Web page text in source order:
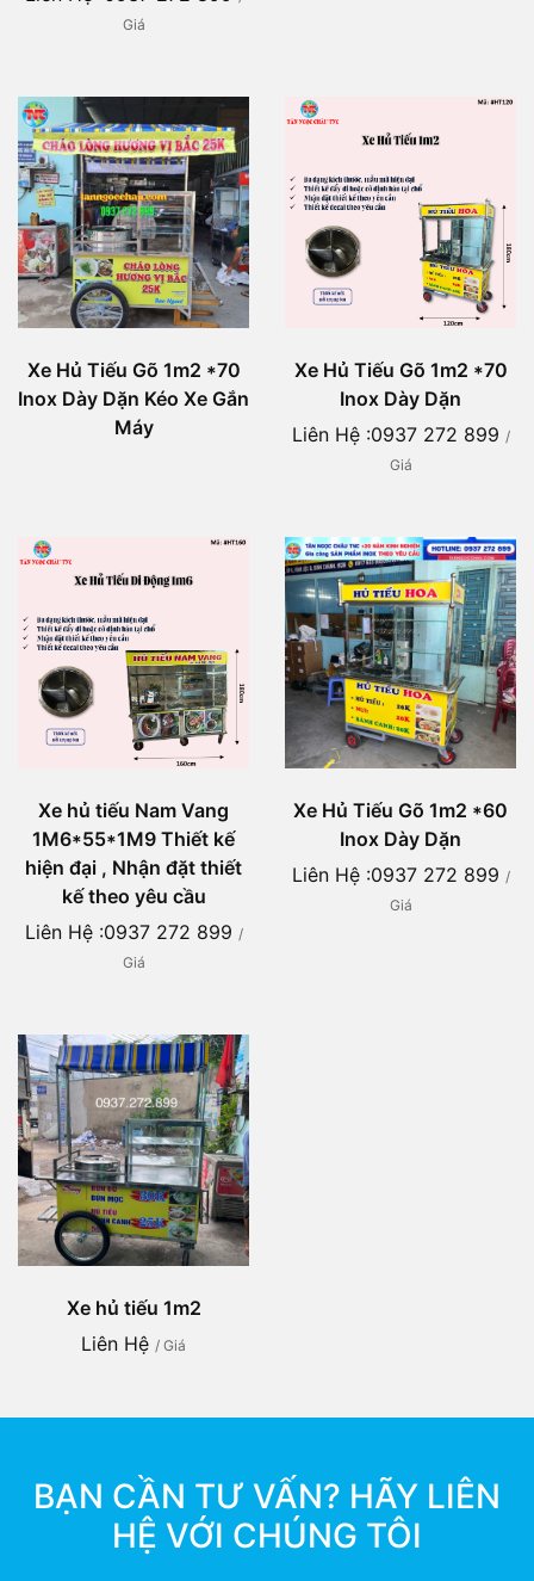
Giá
Xe Hủ Tiếu Gõ 1m2 *70
Inox Dày Dặn Kéo Xe Gắn
Máy
Xe Hủ Tiếu Gõ 1m2 *70
Inox Dày Dặn
Liên Hệ :0937 272 899 /
Giá
Xe hủ tiếu Nam Vang
1M6*55*1M9 Thiết kế
hiện đại , Nhận đặt thiết
kế theo yêu cầu
Liên Hệ :0937 272 899 /
Giá
Xe Hủ Tiếu Gõ 1m2 *60
Inox Dày Dặn
Liên Hệ :0937 272 899 /
Giá
Xe hủ tiếu 1m2
Liên Hệ / Giá
BẠN CẦN TƯ VẤN? HÃY LIÊN
HỆ VỚI CHÚNG TÔI